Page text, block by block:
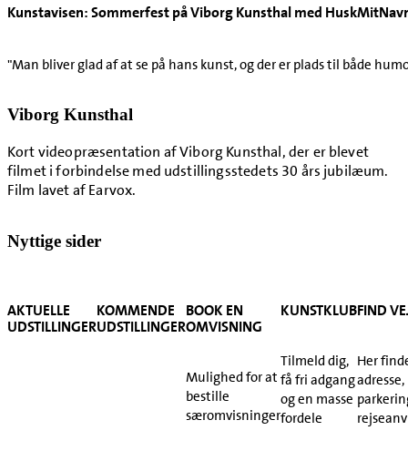
Kunstavisen: Sommerfest på Viborg Kunsthal med
"Man bliver glad af at se på hans kunst, og der er plads til både
Viborg Kunsthal
Kort videopræsentation af Viborg Kunsthal, der er blevet
filmet i forbindelse med udstillingsstedets 30 års jubilæum.
Film lavet af Earvox.
Nyttige sider
AKTUELLE
UDSTILLINGER
KOMMENDE
UDSTILLINGER
BOOK EN
OMVISNING
Mulighed for at
bestille
særomvisninger
KUNSTKLUB
Tilmeld dig,
få fri adgang
og en masse
fordele
FIND
Her
adresse,